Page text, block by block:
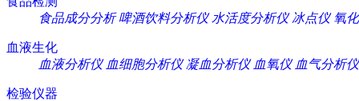
食品成分分析 啤酒饮料分析仪 水活度分析仪 冰点仪 氧
血液生化
血液分析仪 血细胞分析仪 凝血分析仪 血氧仪 血气分析仪
检验仪器